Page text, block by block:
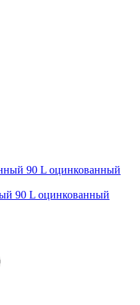
90 L оцинкованный